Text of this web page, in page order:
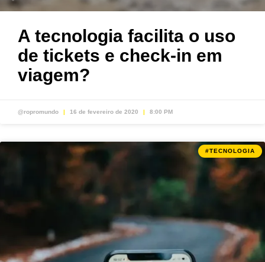
A tecnologia facilita o uso
de tickets e check-in em
viagem?
@ropromundo 16 de fevereiro de 2020 8:00 PM
#TECNOLOGIA